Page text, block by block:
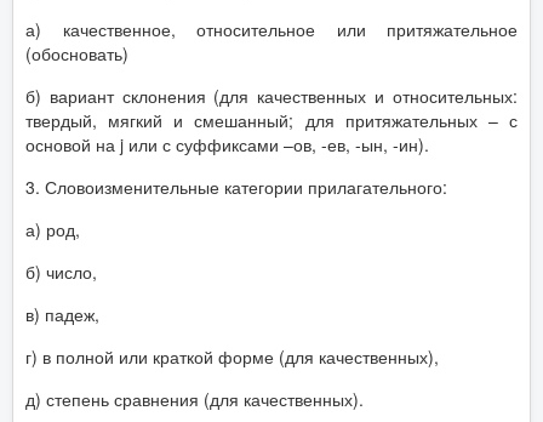
а) качественное, относительное или притяжательное
(обосновать)
б) вариант склонения (для качественных и относительных:
твердый, мягкий и смешанный; для притяжательных – с
основой на j или с суффиксами –ов, -ев, -ын, -ин).
3. Словоизменительные категории прилагательного:
а) род,
б) число,
в) падеж,
г) в полной или краткой форме (для качественных),
д) степень сравнения (для качественных).